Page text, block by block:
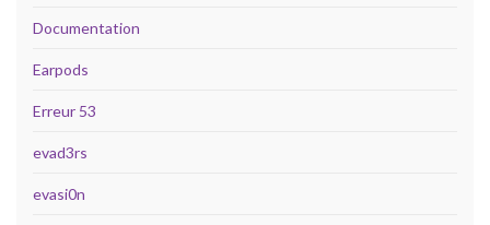
Documentation
Earpods
Erreur 53
evad3rs
evasi0n